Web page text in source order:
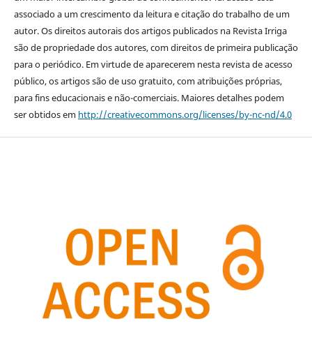
associado a um crescimento da leitura e citação do trabalho de um
autor. Os direitos autorais dos artigos publicados na Revista Irriga
são de propriedade dos autores, com direitos de primeira publicação
para o periódico. Em virtude de aparecerem nesta revista de acesso
público, os artigos são de uso gratuito, com atribuições próprias,
para fins educacionais e não-comerciais. Maiores detalhes podem
ser obtidos em http://creativecommons.org/licenses/by-nc-nd/4.0